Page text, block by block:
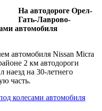
На автодороге Орел-
Гать-Лаврово-
автомобиля
автомобиля Nissan Micra
2 км автодороги
наезд на 30-летнего
часть.
колесами автомобиля